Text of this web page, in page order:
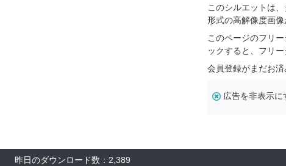
このシルエットは
形式の高解像度画像
このページのフリ
ックすると、フリ
会員登録がまだお済
広告を非表示に
昨日のダウンロード数：2,389